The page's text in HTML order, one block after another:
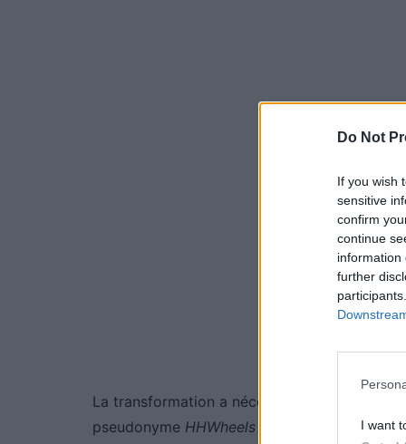
Do Not
If you wish
sensitive
confirm
continue
information
further
I want
La transformation a nécessité plusieurs
pseudonyme HHWheels sur YouTube, a